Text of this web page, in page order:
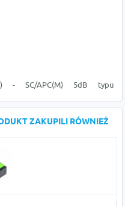
- SC/APC(M) 5dB typu
ZAKUPILI RÓWNIEŻ